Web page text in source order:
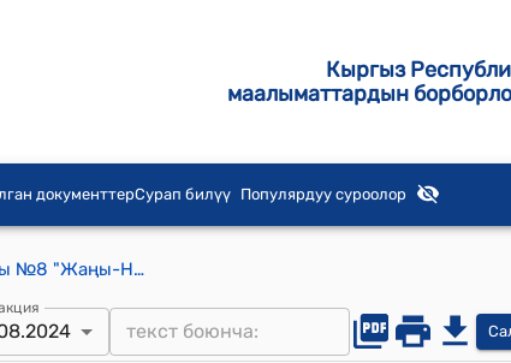
Кыргыз
маалыматтардын
документтерСурап билүү Популярдуу суроолор
Жаңы-Ноокат айылдык кеңешинин 2024-жылдын 11-январындагы №8 "Жаңы-Ноокат айыл өкмөтүнүн 2023-жылдагы жергиликтүү бюджетинен үнөмдөлгөн акча каражаттарын 2024-жылда пайдалануу багыттарын бекитүү жөнүндө" токтому.